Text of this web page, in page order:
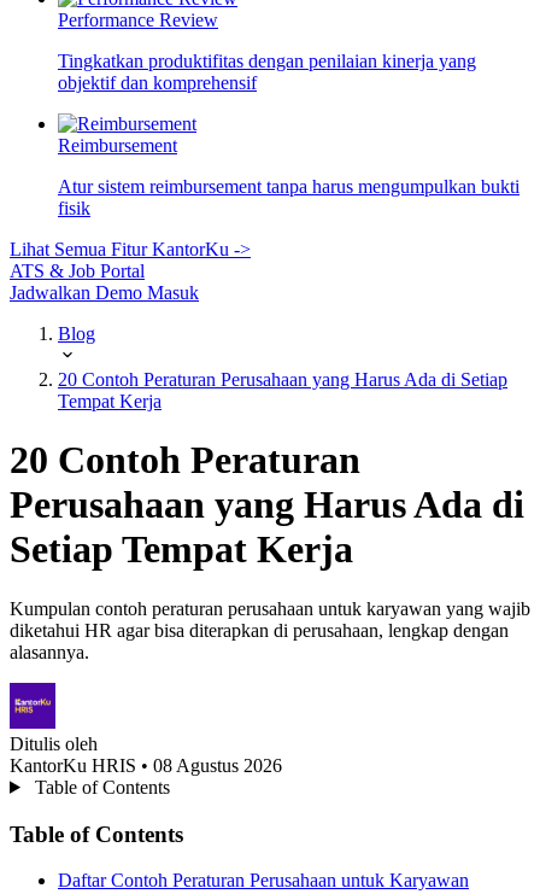
Performance Review
Tingkatkan produktifitas dengan penilaian kinerja yang
objektif dan komprehensif
Reimbursement
Atur sistem reimbursement tanpa harus mengumpulkan bukti
fisik
Lihat Semua Fitur KantorKu ->
ATS & Job Portal
Jadwalkan Demo Masuk
Blog
20 Contoh Peraturan Perusahaan yang Harus Ada di Setiap
Tempat Kerja
20 Contoh Peraturan
Perusahaan yang Harus Ada di
Setiap Tempat Kerja
Kumpulan contoh peraturan perusahaan untuk karyawan yang wajib
diketahui HR agar bisa diterapkan di perusahaan, lengkap dengan
alasannya.
Ditulis oleh
KantorKu HRIS • 08 Agustus 2026
Table of Contents
Table of Contents
Daftar Contoh Peraturan Perusahaan untuk Karyawan